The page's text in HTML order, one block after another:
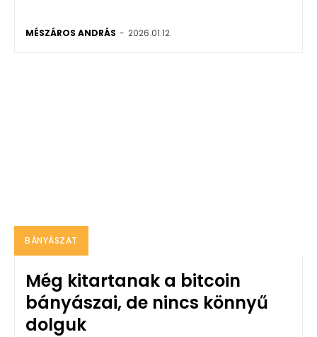
MÉSZÁROS ANDRÁS - 2026.01.12.
BÁNYÁSZAT
Még kitartanak a bitcoin
bányászai, de nincs könnyű
dolguk